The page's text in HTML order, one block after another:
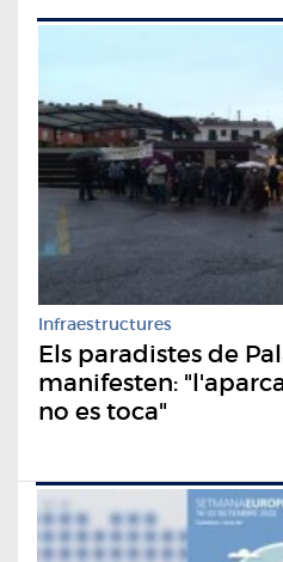
Infraestructures
Els paradistes de
manifesten:
no es toca"